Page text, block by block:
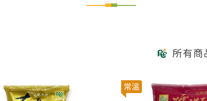
所有商
常溫